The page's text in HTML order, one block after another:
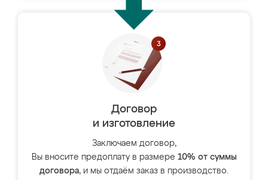
Договор
и изготовление
Заключаем договор,
Вы вносите предоплату в размере 10% от суммы
договора, и мы отдаём заказ в производство.